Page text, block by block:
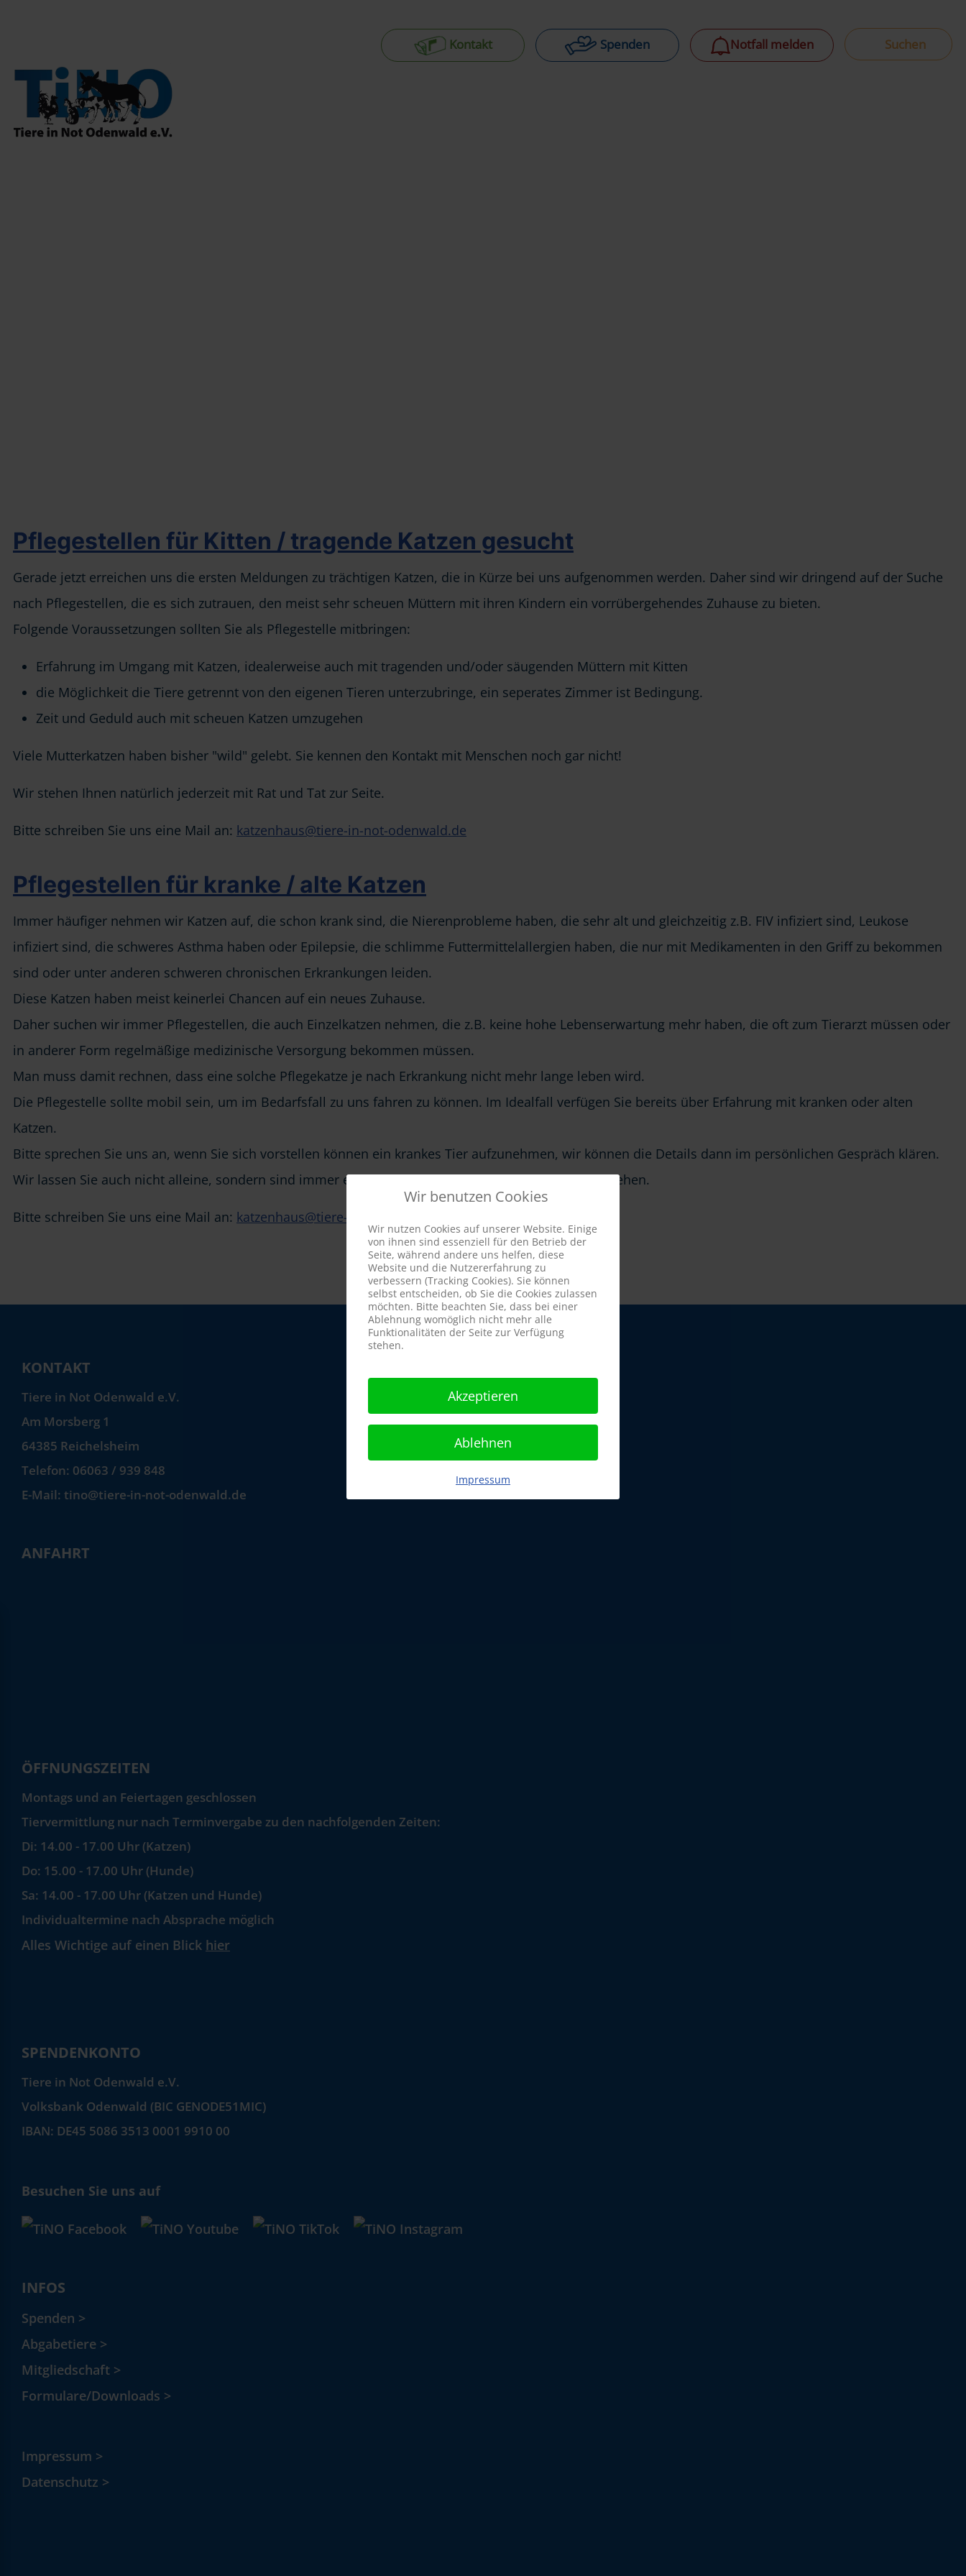
Kontakt Spenden Notfall melden
Pflegestellen für Kitten / tragende Katzen gesucht
Gerade jetzt erreichen uns die ersten Meldungen zu trächtigen Katzen, die in Kürze bei uns aufgenommen werden. Daher sind wir dringend auf der Suche
nach Pflegestellen, die es sich zutrauen, den meist sehr scheuen Müttern mit ihren Kindern ein vorrübergehendes Zuhause zu bieten.
Folgende Voraussetzungen sollten Sie als Pflegestelle mitbringen:
Erfahrung im Umgang mit Katzen, idealerweise auch mit tragenden und/oder säugenden Müttern mit Kitten
die Möglichkeit die Tiere getrennt von den eigenen Tieren unterzubringe, ein seperates Zimmer ist Bedingung.
Zeit und Geduld auch mit scheuen Katzen umzugehen
Viele Mutterkatzen haben bisher "wild" gelebt. Sie kennen den Kontakt mit Menschen noch gar nicht!
Wir stehen Ihnen natürlich jederzeit mit Rat und Tat zur Seite.
Bitte schreiben Sie uns eine Mail an: katzenhaus@tiere-in-not-odenwald.de
Pflegestellen für kranke / alte Katzen
Immer häufiger nehmen wir Katzen auf, die schon krank sind, die Nierenprobleme haben, die sehr alt und gleichzeitig z.B. FIV infiziert sind, Leukose
infiziert sind, die schweres Asthma haben oder Epilepsie, die schlimme Futtermittelallergien haben, die nur mit Medikamenten in den Griff zu bekommen
sind oder unter anderen schweren chronischen Erkrankungen leiden.
Diese Katzen haben meist keinerlei Chancen auf ein neues Zuhause.
Daher suchen wir immer Pflegestellen, die auch Einzelkatzen nehmen, die z.B. keine hohe Lebenserwartung mehr haben, die oft zum Tierarzt müssen oder
in anderer Form regelmäßige medizinische Versorgung bekommen müssen.
Man muss damit rechnen, dass eine solche Pflegekatze je nach Erkrankung nicht mehr lange leben wird.
Die Pflegestelle sollte mobil sein, um im Bedarfsfall zu uns fahren zu können. Im Idealfall verfügen Sie bereits über Erfahrung mit kranken oder alten
Katzen.
Bitte sprechen Sie uns an, wenn Sie sich vorstellen können ein krankes Tier aufzunehmen, wir können die Details dann im persönlichen Gespräch klären.
Wir lassen Sie auch nicht alleine, sondern sind immer erreichbar, um mit Rat und Tat zur Seite zu stehen.
Bitte schreiben Sie uns eine Mail an: katzenhaus@tiere-in-not-odenwald.de
KONTAKT
Tiere in Not Odenwald e.V.
Am Morsberg 1
64385 Reichelsheim
Telefon: 06063 / 939 848
E-Mail: tino@tiere-in-not-odenwald.de
ANFAHRT
ÖFFNUNGSZEITEN
Montags und an Feiertagen geschlossen
Tiervermittlung nur nach Terminvergabe zu den nachfolgenden Zeiten:
Di: 14.00 - 17.00 Uhr (Katzen)
Do: 15.00 - 17.00 Uhr (Hunde)
Sa: 14.00 - 17.00 Uhr (Katzen und Hunde)
Individualtermine nach Absprache möglich
Alles Wichtige auf einen Blick hier
SPENDENKONTO
Tiere in Not Odenwald e.V.
Volksbank Odenwald (BIC GENODE51MIC)
IBAN: DE45 5086 3513 0001 9910 00
Besuchen Sie uns auf
INFOS
Spenden >
Abgabetiere >
Mitgliedschaft >
Formulare/Downloads >
Impressum >
Datenschutz >
Wir benutzen Cookies
Wir nutzen Cookies auf unserer Website. Einige
von ihnen sind essenziell für den Betrieb der
Seite, während andere uns helfen, diese
Website und die Nutzererfahrung zu
verbessern (Tracking Cookies). Sie können
selbst entscheiden, ob Sie die Cookies zulassen
möchten. Bitte beachten Sie, dass bei einer
Ablehnung womöglich nicht mehr alle
Funktionalitäten der Seite zur Verfügung
stehen.
Akzeptieren
Ablehnen
Impressum